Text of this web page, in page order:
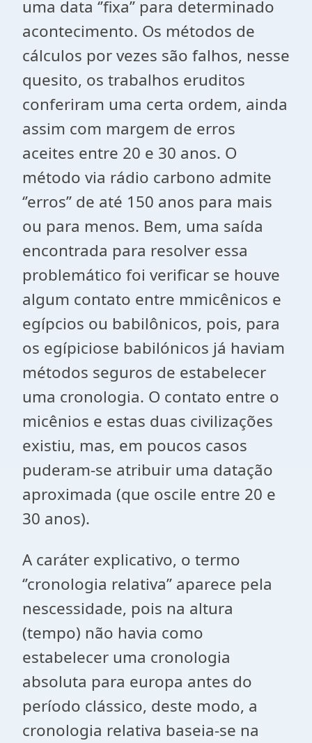
uma data ‘’fixa’’ para determinado
acontecimento. Os métodos de
cálculos por vezes são falhos, nesse
quesito, os trabalhos eruditos
conferiram uma certa ordem, ainda
assim com margem de erros
aceites entre 20 e 30 anos. O
método via rádio carbono admite
‘’erros’’ de até 150 anos para mais
ou para menos. Bem, uma saída
encontrada para resolver essa
problemático foi verificar se houve
algum contato entre mmicênicos e
egípcios ou babilônicos, pois, para
os egípiciose babilónicos já haviam
métodos seguros de estabelecer
uma cronologia. O contato entre o
micênios e estas duas civilizações
existiu, mas, em poucos casos
puderam-se atribuir uma datação
aproximada (que oscile entre 20 e
30 anos).
A caráter explicativo, o termo
‘’cronologia relativa’’ aparece pela
nescessidade, pois na altura
(tempo) não havia como
estabelecer uma cronologia
absoluta para europa antes do
período clássico, deste modo, a
cronologia relativa baseia-se na